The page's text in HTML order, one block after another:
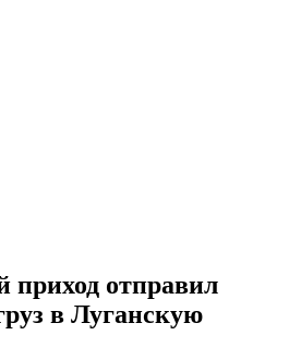
приход отправил
в Луганскую